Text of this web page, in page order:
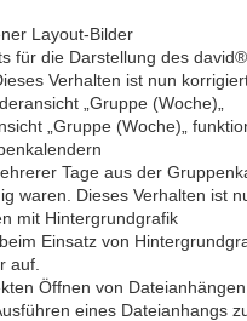
Layout-Bilder
für die Darstellung des
Verhalten ist nun
„Gruppe (Woche)„
„Gruppe (Woche)„
Tage aus der
waren. Dieses Verhalten ist
mit Hintergrundgrafik
Einsatz von
auf.
Öffnen von Dateianhängen
eines Dateianhangs